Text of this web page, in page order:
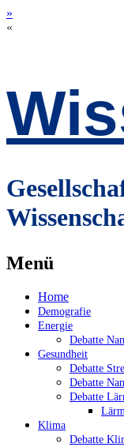
»
«
Menü
Zum
Inhalt
springen
Home
Demografie
Energie
Debatte
Gesundheit
Debatte
Debatte
Debatte
Klima
Debatte